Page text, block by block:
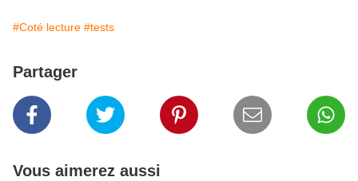
#Coté lecture #tests
Partager
Vous aimerez aussi